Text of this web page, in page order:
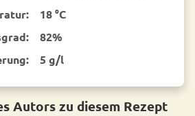
18 °C
82%
5 g/l
Autors zu diesem Rezept